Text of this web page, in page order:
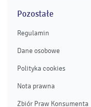
Pozostałe
Regulamin
Dane osobowe
Polityka cookies
Nota prawna
Zbiór Praw Konsumenta